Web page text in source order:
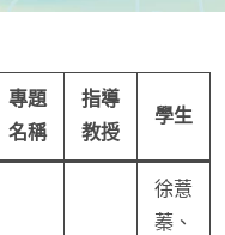
專題
名稱
指導
教授
學生
徐薏
蓁、